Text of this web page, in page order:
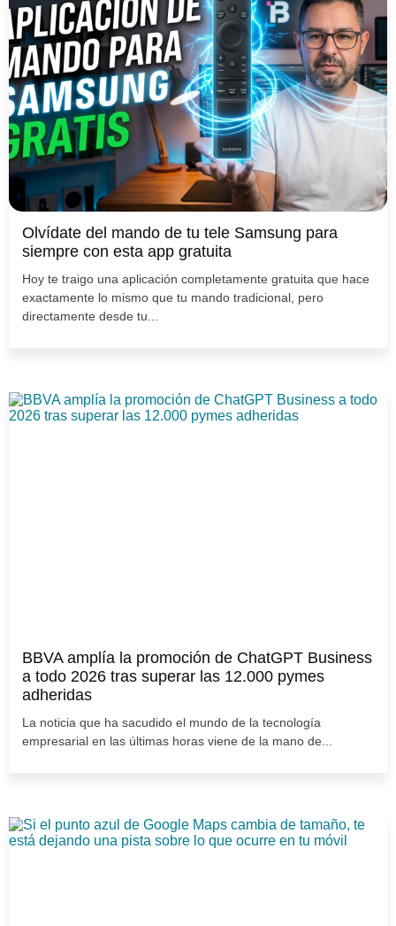
Olvídate del mando de tu tele Samsung para
siempre con esta app gratuita
Hoy te traigo una aplicación completamente gratuita que hace
exactamente lo mismo que tu mando tradicional, pero
directamente desde tu...
BBVA amplía la promoción de ChatGPT Business
a todo 2026 tras superar las 12.000 pymes
adheridas
La noticia que ha sacudido el mundo de la tecnología
empresarial en las últimas horas viene de la mano de...